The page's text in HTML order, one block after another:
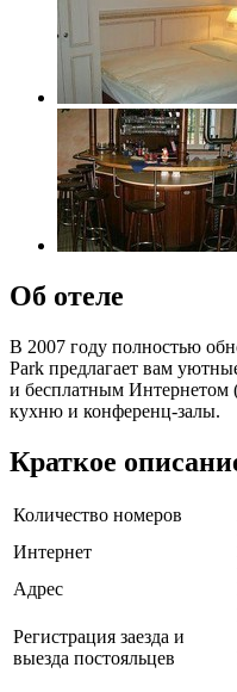
Об отеле
В 2007 году полностью
Park предлагает вам
и бесплатным
кухню и конференц-залы.
Краткое
Количество номеров
Интернет
Адрес
Регистрация заезда и
выезда постояльцев